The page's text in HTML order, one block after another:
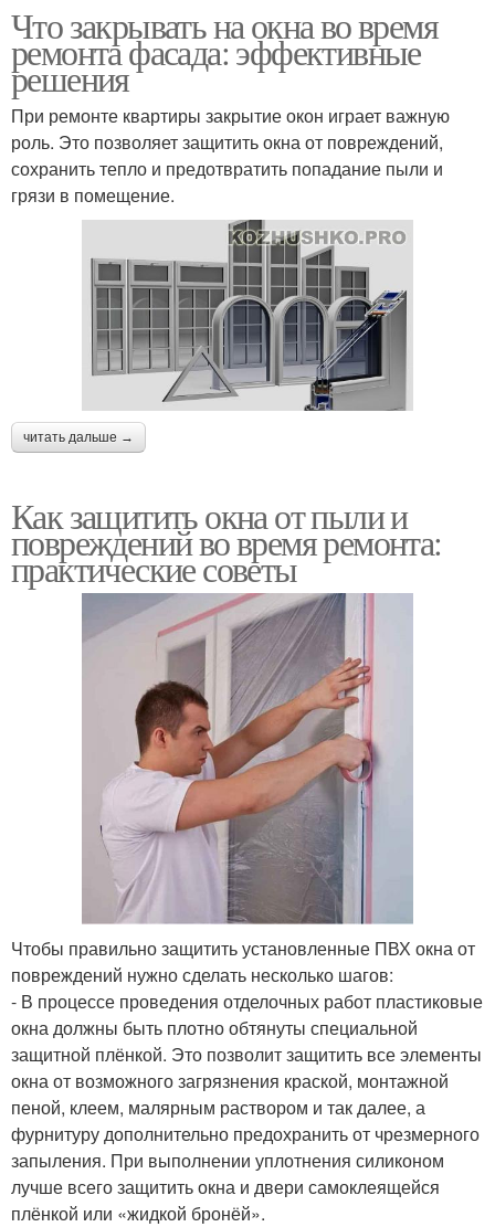
Что закрывать на окна во время
ремонта фасада: эффективные
решения
При ремонте квартиры закрытие окон играет важную
роль. Это позволяет защитить окна от повреждений,
сохранить тепло и предотвратить попадание пыли и
грязи в помещение.
читать дальше →
Как защитить окна от пыли и
повреждений во время ремонта:
практические советы
Чтобы правильно защитить установленные ПВХ окна от
повреждений нужно сделать несколько шагов:
- В процессе проведения отделочных работ пластиковые
окна должны быть плотно обтянуты специальной
защитной плёнкой. Это позволит защитить все элементы
окна от возможного загрязнения краской, монтажной
пеной, клеем, малярным раствором и так далее, а
фурнитуру дополнительно предохранить от чрезмерного
запыления. При выполнении уплотнения силиконом
лучше всего защитить окна и двери самоклеящейся
плёнкой или «жидкой бронёй».